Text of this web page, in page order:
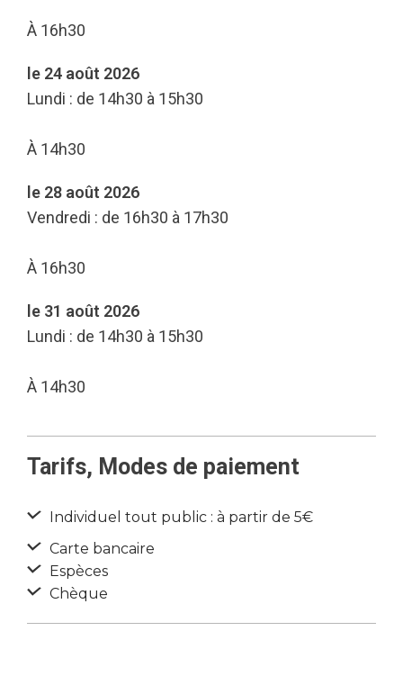
À 16h30
le 24 août 2026
Lundi : de 14h30 à 15h30
À 14h30
le 28 août 2026
Vendredi : de 16h30 à 17h30
À 16h30
le 31 août 2026
Lundi : de 14h30 à 15h30
À 14h30
Tarifs, Modes de paiement
Individuel tout public : à partir de 5€
Carte bancaire
Espèces
Chèque